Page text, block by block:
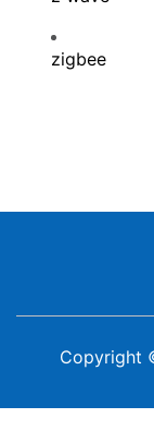
zigbee
Copyright